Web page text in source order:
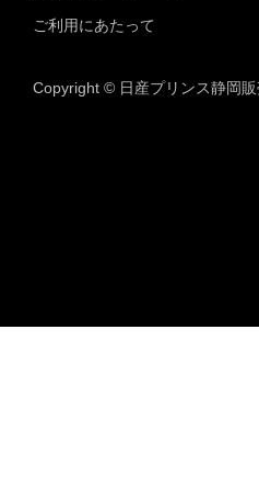
ご利用にあたって
Copyright © 日産プリンス静岡